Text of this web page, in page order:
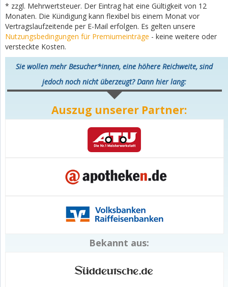
* zzgl. Mehrwertsteuer. Der Eintrag hat eine Gültigkeit von 12
Monaten. Die Kündigung kann flexibel bis einem Monat vor
Vertragslaufzeitende per E-Mail erfolgen. Es gelten unsere
Nutzungsbedingungen für Premiumeinträge - keine weitere oder
versteckte Kosten.
Sie wollen mehr Besucher*innen, eine höhere Reichweite, sind
jedoch noch nicht überzeugt? Dann hier lang:
Auszug unserer Partner:
Bekannt aus: